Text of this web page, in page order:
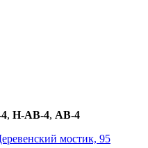
, H-АВ-4, АВ-4
мостик, 95